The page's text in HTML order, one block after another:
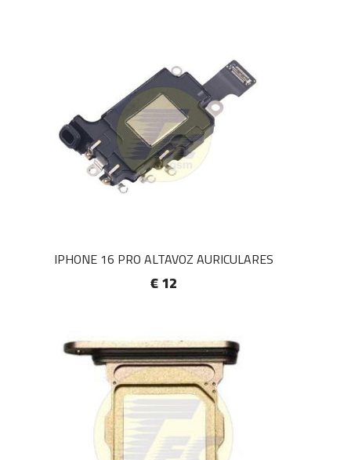
IPHONE 16 PRO ALTAVOZ AURICULARES
€ 12